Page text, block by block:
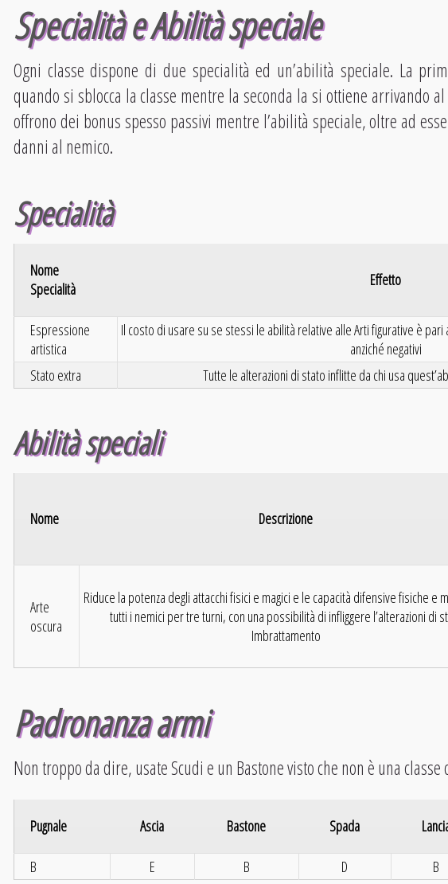
Specialità e Abilità speciale
Ogni classe dispone di due specialità ed un’abilità speciale. La
quando si sblocca la classe mentre la seconda la si ottiene arrivando
offrono dei bonus spesso passivi mentre l’abilità speciale, oltre ad
danni al nemico.
Specialità
Nome
Specialità
Effetto
Espressione
artistica
Il costo di usare su se stessi le abilità relative alle Arti figurative è
anziché negativi
Stato extra
Tutte le alterazioni di stato inflitte da chi usa
Abilità speciali
Nome Descrizione
Arte
oscura
Riduce la potenza degli attacchi fisici e magici e le capacità difensive fisiche e
tutti i nemici per tre turni, con una possibilità di infliggere l’alterazioni di
Imbrattamento
Padronanza armi
Non troppo da dire, usate Scudi e un Bastone visto che non è una classe
Pugnale Ascia Bastone Spada
B E B D B